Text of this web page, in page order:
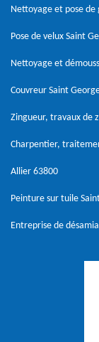
Nettoyage et pose de
Pose de velux Saint
Nettoyage et
Couvreur Saint
Zingueur, travaux de
Charpentier,
Allier 63800
Peinture sur tuile
Entreprise de